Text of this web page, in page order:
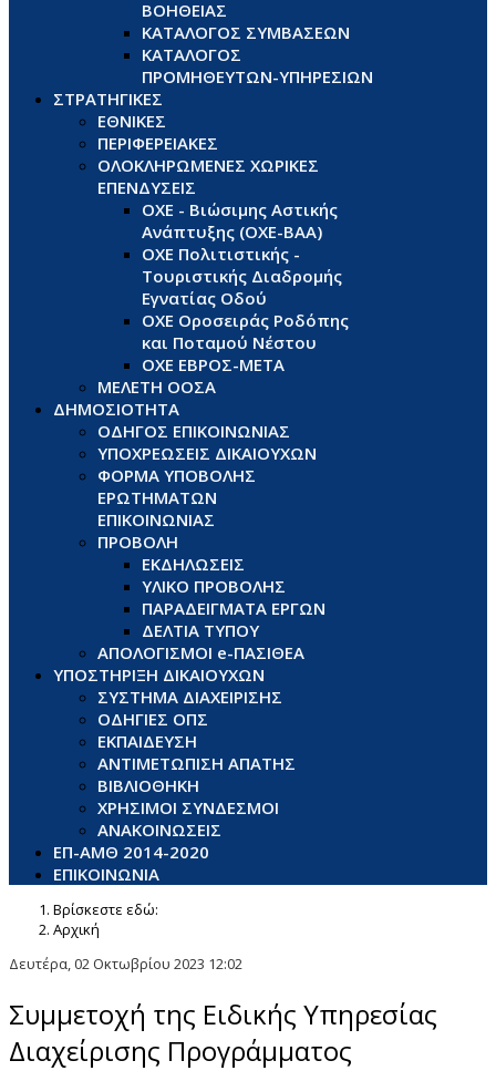
ΒΟΗΘΕΙΑΣ
ΚΑΤΑΛΟΓΟΣ ΣΥΜΒΑΣΕΩΝ
ΚΑΤΑΛΟΓΟΣ
ΠΡΟΜΗΘΕΥΤΩΝ-ΥΠΗΡΕΣΙΩΝ
ΣΤΡΑΤΗΓΙΚΕΣ
ΕΘΝΙΚΕΣ
ΠΕΡΙΦΕΡΕΙΑΚΕΣ
ΟΛΟΚΛΗΡΩΜΕΝΕΣ ΧΩΡΙΚΕΣ
ΕΠΕΝΔΥΣΕΙΣ
ΟΧΕ - Βιώσιμης Αστικής
Ανάπτυξης (ΟΧΕ-ΒΑΑ)
ΟΧΕ Πολιτιστικής -
Τουριστικής Διαδρομής
Εγνατίας Οδού
ΟΧΕ Οροσειράς Ροδόπης
και Ποταμού Νέστου
ΟΧΕ ΕΒΡΟΣ-ΜΕΤΑ
ΜΕΛΕΤΗ ΟΟΣΑ
ΔΗΜΟΣΙΟΤΗΤΑ
ΟΔΗΓΟΣ ΕΠΙΚΟΙΝΩΝΙΑΣ
ΥΠΟΧΡΕΩΣΕΙΣ ΔΙΚΑΙΟΥΧΩΝ
ΦΟΡΜΑ ΥΠΟΒΟΛΗΣ
ΕΡΩΤΗΜΑΤΩΝ
ΕΠΙΚΟΙΝΩΝΙΑΣ
ΠΡΟΒΟΛΗ
ΕΚΔΗΛΩΣΕΙΣ
ΥΛΙΚΟ ΠΡΟΒΟΛΗΣ
ΠΑΡΑΔΕΙΓΜΑΤΑ ΕΡΓΩΝ
ΔΕΛΤΙΑ ΤΥΠΟΥ
ΑΠΟΛΟΓΙΣΜΟΙ e-ΠΑΣΙΘΕΑ
ΥΠΟΣΤΗΡΙΞΗ ΔΙΚΑΙΟΥΧΩΝ
ΣΥΣΤΗΜΑ ΔΙΑΧΕΙΡΙΣΗΣ
ΟΔΗΓΙΕΣ ΟΠΣ
ΕΚΠΑΙΔΕΥΣΗ
ΑΝΤΙΜΕΤΩΠΙΣΗ ΑΠΑΤΗΣ
ΒΙΒΛΙΟΘΗΚΗ
ΧΡΗΣΙΜΟΙ ΣΥΝΔΕΣΜΟΙ
ΑΝΑΚΟΙΝΩΣΕΙΣ
ΕΠ-ΑΜΘ 2014-2020
ΕΠΙΚΟΙΝΩΝΙΑ
Βρίσκεστε εδώ:
Αρχική
Δευτέρα, 02 Οκτωβρίου 2023 12:02
Συμμετοχή της Ειδικής Υπηρεσίας
Διαχείρισης Προγράμματος